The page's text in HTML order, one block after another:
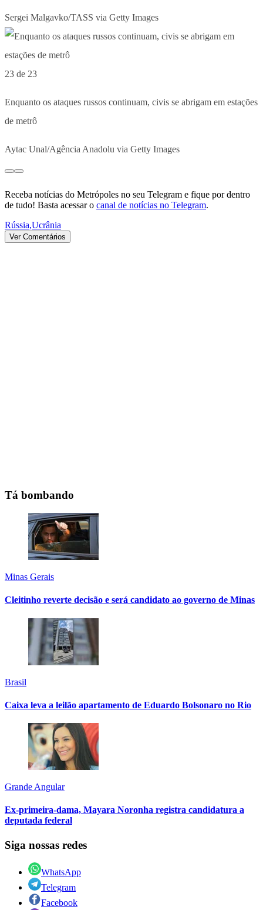
Sergei Malgavko/TASS via Getty Images
23 de 23
Enquanto os ataques russos continuam, civis se abrigam em estações
de metrô
Aytac Unal/Agência Anadolu via Getty Images
Receba notícias do Metrópoles no seu Telegram e fique por dentro
de tudo! Basta acessar o canal de notícias no Telegram.
Rússia,Ucrânia
Ver Comentários
Tá bombando
Minas Gerais
Cleitinho reverte decisão e será candidato ao governo de Minas
Brasil
Caixa leva a leilão apartamento de Eduardo Bolsonaro no Rio
Grande Angular
Ex-primeira-dama, Mayara Noronha registra candidatura a
deputada federal
Siga nossas redes
WhatsApp
Telegram
Facebook